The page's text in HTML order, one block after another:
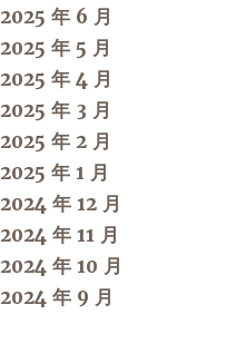
2025 年 6 月
2025 年 5 月
2025 年 4 月
2025 年 3 月
2025 年 2 月
2025 年 1 月
2024 年 12 月
2024 年 11 月
2024 年 10 月
2024 年 9 月